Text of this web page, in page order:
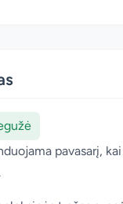
pavasarį,